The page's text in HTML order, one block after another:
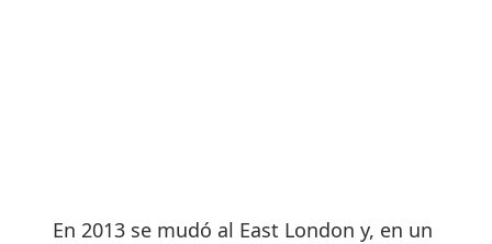
En 2013 se mudó al East London y, en un